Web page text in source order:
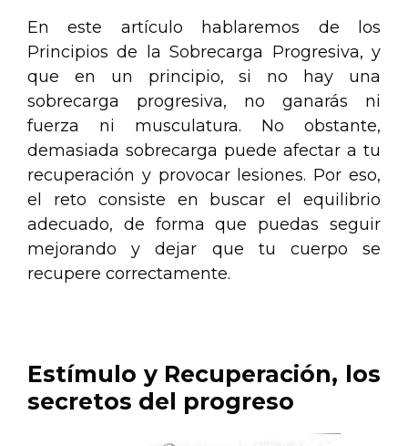
En este artículo hablaremos de los
Principios de la Sobrecarga Progresiva, y
que en un principio, si no hay una
sobrecarga progresiva, no ganarás ni
fuerza ni musculatura. No obstante,
demasiada sobrecarga puede afectar a tu
recuperación y provocar lesiones. Por eso,
el reto consiste en buscar el equilibrio
adecuado, de forma que puedas seguir
mejorando y dejar que tu cuerpo se
recupere correctamente.
Estímulo y Recuperación, los
secretos del progreso